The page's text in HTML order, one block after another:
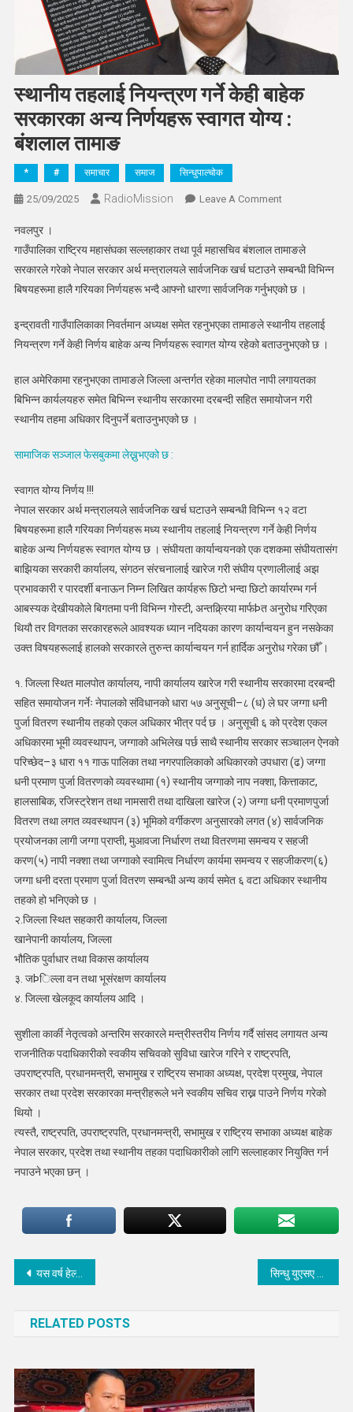
स्थानीय तहलाई नियन्त्रण गर्ने केही बाहेक
सरकारका अन्य निर्णयहरू स्वागत योग्य :
बंशलाल तामाङ
* # समाचार समाज सिन्धुपाल्चोक
25/09/2025 RadioMission Leave A CommentOn
नियन्त्रण
गर्ने
केही
सरकारका
अन्य
स्वागत
योग्य
नवलपुर ।
गाउँपालिका राष्ट्रिय महासंघका सल्लहाकार तथा पूर्व महासचिव बंशलाल तामाङले
सरकारले गरेको नेपाल सरकार अर्थ मन्त्रालयले सार्वजनिक खर्च घटाउने सम्बन्धी विभिन्न
बिषयहरूमा हालै गरियका निर्णयहरू भन्दै आफ्नो धारणा सार्वजनिक गर्नुभएको छ ।
इन्द्रावती गाउँपालिकाका निवर्तमान अध्यक्ष समेत रहनुभएका तामाङले स्थानीय तहलाई
नियन्त्रण गर्ने केही निर्णय बाहेक अन्य निर्णयहरू स्वागत योग्य रहेको बताउनुभएको छ ।
हाल अमेरिकामा रहनुभएका तामाङले जिल्ला अन्तर्गत रहेका मालपोत नापी लगायतका
बिभिन्न कार्यलयहरु समेत बिभिन्न स्थानीय सरकारमा दरबन्दी सहित समायोजन गरी
स्थानीय तहमा अधिकार दिनुपर्ने बताउनुभएको छ ।
सामाजिक सञ्जाल फेसबुकमा लेख्नुभएको छ :
स्वागत योग्य निर्णय !!!
नेपाल सरकार अर्थ मन्त्रालयले सार्वजनिक खर्च घटाउने सम्बन्धी विभिन्न १२ वटा
बिषयहरूमा हालै गरियका निर्णयहरू मध्य स्थानीय तहलाई नियन्त्रण गर्ने केही निर्णय
बाहेक अन्य निर्णयहरू स्वागत योग्य छ । संघीयता कार्यान्वयनको एक दशकमा संघीयतासंग
बाझियका सरकारी कार्यालय, संगठन संरचनालाई खारेज गरी संघीय प्रणालीलाई अझ
प्रभावकारी र पारदर्शी बनाऊन निम्न लिखित कार्यहरू छिटो भन्दा छिटो कार्यारम्भ गर्न
आबस्यक देखीयकोले बिगतमा पनी विभिन्न गोस्टी, अन्तक्र्रिया मार्फÞत अनुरोध गरिएका
थियौ तर विगतका सरकारहरूले आवश्यक ध्यान नदियका कारण कार्यान्वयन हुन नसकेका
उक्त विषयहरूलाई हालको सरकारले तुरुन्त कार्यान्वयन गर्न हार्दिक अनुरोध गरेका छौँ ।
१. जिल्ला स्थित मालपोत कार्यालय, नापी कार्यालय खारेज गरी स्थानीय सरकारमा दरबन्दी
सहित समायोजन गर्नेः नेपालको संविधानको धारा ५७ अनुसूची–८ (ध) ले घर जग्गा धनी
पुर्जा वितरण स्थानीय तहको एकल अधिकार भीत्र पर्द छ । अनुसूची ६ को प्रदेश एकल
अधिकारमा भूमी व्यवस्थापन, जग्गाको अभिलेख पर्छ साथै स्थानीय सरकार सञ्चालन ऐनको
परिच्छेद–३ धारा ११ गाऊ पालिका तथा नगरपालिकाको अधिकारको उपधारा (ढ) जग्गा
धनी प्रमाण पुर्जा वितरणको व्यवस्थामा (१) स्थानीय जग्गाको नाप नक्शा, कित्ताकाट,
हालसाबिक, रजिस्ट्रेशन तथा नामसारी तथा दाखिला खारेज (२) जग्गा धनी प्रमाणपुर्जा
वितरण तथा लगत व्यवस्थापन (३) भूमिको वर्गीकरण अनुसारको लगत (४) सार्वजनिक
प्रयोजनका लागी जग्गा प्राप्ती, मुआवजा निर्धारण तथा वितरणमा समन्वय र सहजी
करण(५) नापी नक्शा तथा जग्गाको स्वामित्व निर्धारण कार्यमा समन्वय र सहजीकरण(६)
जग्गा धनी दरता प्रमाण पुर्जा वितरण सम्बन्धी अन्य कार्य समेत ६ वटा अधिकार स्थानीय
तहको हो भनिएको छ ।
२.जिल्ला स्थित सहकारी कार्यालय, जिल्ला
खानेपानी कार्यालय, जिल्ला
भौतिक पुर्वाधार तथा विकास कार्यालय
३. जÞिल्ला वन तथा भूसंरक्षण कार्यालय
४. जिल्ला खेलकूद कार्यालय आदि ।
सुशीला कार्की नेतृत्वको अन्तरिम सरकारले मन्त्रीस्तरीय निर्णय गर्दै सांसद लगायत अन्य
राजनीतिक पदाधिकारीको स्वकीय सचिवको सुविधा खारेज गरिने र राष्ट्रपति,
उपराष्ट्रपति, प्रधानमन्त्री, सभामुख र राष्ट्रिय सभाका अध्यक्ष, प्रदेश प्रमुख, नेपाल
सरकार तथा प्रदेश सरकारका मन्त्रीहरूले भने स्वकीय सचिव राख्न पाउने निर्णय गरेको
थियो ।
त्यस्तै, राष्ट्रपति, उपराष्ट्रपति, प्रधानमन्त्री, सभामुख र राष्ट्रिय सभाका अध्यक्ष बाहेक
नेपाल सरकार, प्रदेश तथा स्थानीय तहका पदाधिकारीको लागि सल्लाहकार नियुक्ति गर्न
नपाउने भएका छन् ।
Post
यस वर्ष हेल्पले ७५ जना विद्यार्थीलाई छात्रवृत्ति प्रदान गर्याे सिन्धु युएसए सोसाइटीद्वारा सिन्धुपाल्चोक बाट उत्कृष्ट जिपिए ल्याउने बिद्यार्थी सम्मानित
RELATED POSTS